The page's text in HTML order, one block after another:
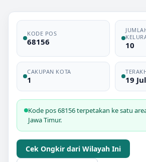
KODE POS
68156 10
CAKUPAN KOTA
1 19
Kode pos 68156 terpetakan ke satu
Jawa Timur.
Cek Ongkir dari Wilayah Ini